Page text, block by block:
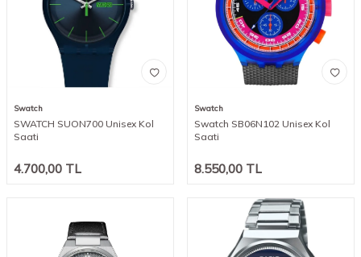
Swatch
SWATCH SUON700 Unisex Kol
Saati
4.700,00 TL
Swatch
Swatch SB06N102 Unisex Kol
Saati
8.550,00 TL